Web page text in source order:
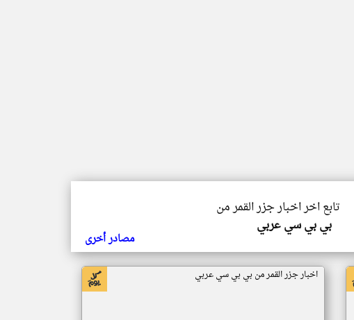
تابع اخر اخبار جزر القمر من
بي بي سي عربي
مصادر أخرى
اخبار جزر القمر من بي بي سي عربي